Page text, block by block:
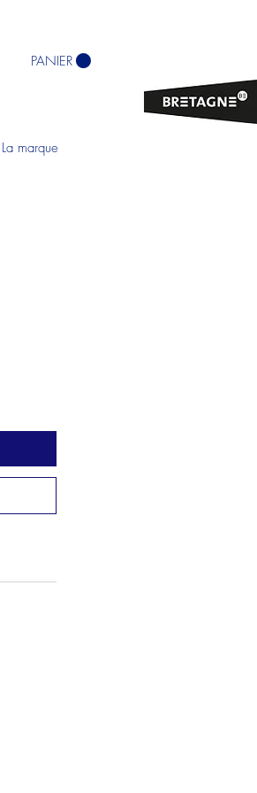
La marque
PANIER